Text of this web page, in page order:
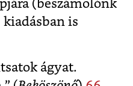
(beszámolónk
kiadásban is
ágyat.